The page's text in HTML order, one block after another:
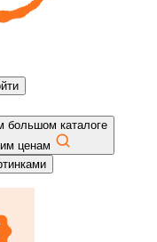
большом каталоге
ценам